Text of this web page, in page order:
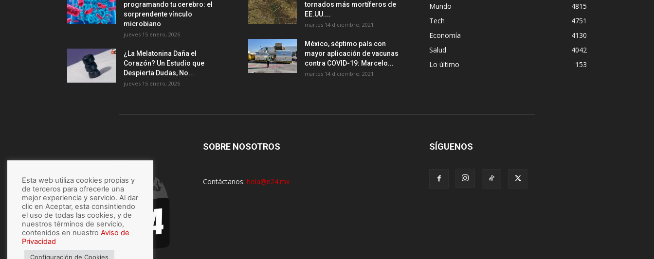
programando tu cerebro: el
sorprendente vínculo
microbiano
jueves 15 enero, 2026
¿La Melatonina Daña el
Corazón? Un Estudio que
Despierta Dudas, No...
jueves 15 enero, 2026
tornados más mortíferos de
EE.UU....
martes 14 diciembre, 2021
México, séptimo país con
mayor aplicación de vacunas
contra COVID-19: Marcelo...
martes 14 diciembre, 2021
Mundo
4815
Tech
4751
Economía
4130
Salud
4042
Lo último
153
SOBRE NOSOTROS
Contáctanos: hola@n24.mx
SÍGUENOS
Esta web utiliza cookies propias y
de terceros para ofrecerle una
mejor experiencia y servicio. Al dar
clic en Aceptar, esta consintiendo
el uso de todas las cookies, y de
nuestros términos de servicio,
contenidos en nuestro Aviso de
Privacidad
Configuración de Cookies